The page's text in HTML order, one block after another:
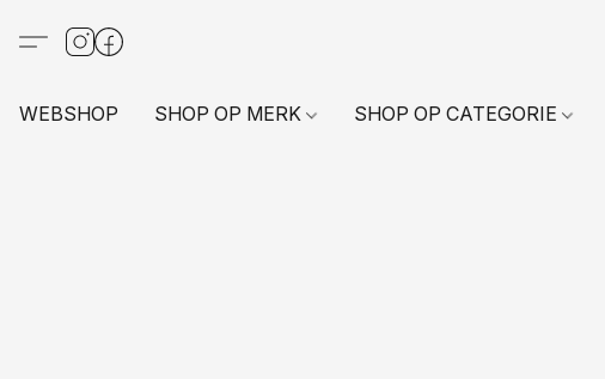
WEBSHOP SHOP OP MERK SHOP OP CATEGORIE